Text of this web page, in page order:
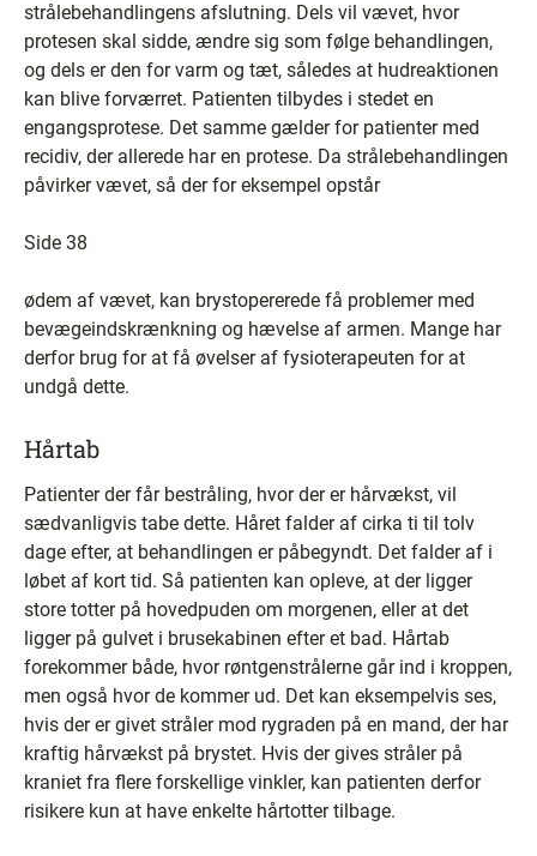
strålebehandlingens afslutning. Dels vil vævet, hvor
protesen skal sidde, ændre sig som følge behandlingen,
og dels er den for varm og tæt, således at hudreaktionen
kan blive forværret. Patienten tilbydes i stedet en
engangsprotese. Det samme gælder for patienter med
recidiv, der allerede har en protese. Da strålebehandlingen
påvirker vævet, så der for eksempel opstår
Side 38
ødem af vævet, kan brystopererede få problemer med
bevægeindskrænkning og hævelse af armen. Mange har
derfor brug for at få øvelser af fysioterapeuten for at
undgå dette.
Hårtab
Patienter der får bestråling, hvor der er hårvækst, vil
sædvanligvis tabe dette. Håret falder af cirka ti til tolv
dage efter, at behandlingen er påbegyndt. Det falder af i
løbet af kort tid. Så patienten kan opleve, at der ligger
store totter på hovedpuden om morgenen, eller at det
ligger på gulvet i brusekabinen efter et bad. Hårtab
forekommer både, hvor røntgenstrålerne går ind i kroppen,
men også hvor de kommer ud. Det kan eksempelvis ses,
hvis der er givet stråler mod rygraden på en mand, der har
kraftig hårvækst på brystet. Hvis der gives stråler på
kraniet fra flere forskellige vinkler, kan patienten derfor
risikere kun at have enkelte hårtotter tilbage.